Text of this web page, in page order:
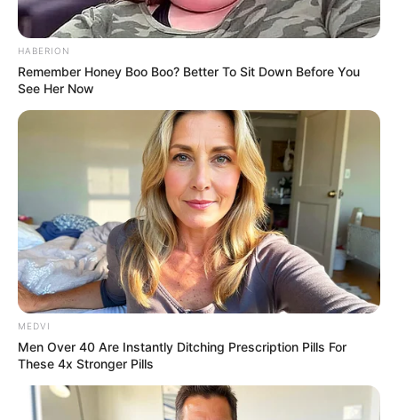
Who Will Be the Next James Bond? Here's What We
Know So Far
Why this ordinary drink is the secret to feeling your
HABERION
Remember Honey Boo Boo? Better To Sit Down Before You
See Her Now
MEDVI
Men Over 40 Are Instantly Ditching Prescription Pills For
These 4x Stronger Pills